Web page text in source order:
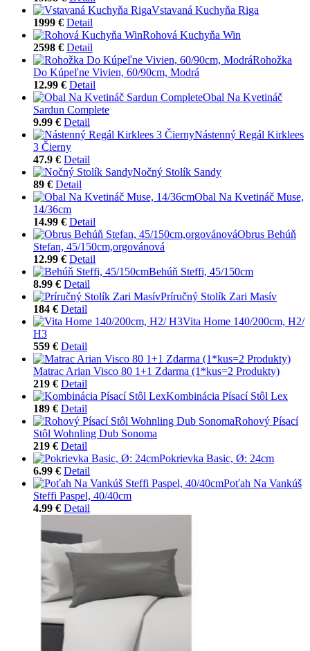
Vstavaná Kuchyňa Riga
1999 € Detail
Rohová Kuchyňa Win
2598 € Detail
Rohožka
Do Kúpeľne Vivien, 60/90cm, Modrá
12.99 € Detail
Obal Na Kvetináč
Sardun Complete
9.99 € Detail
Nástenný Regál Kirklees
3 Čierny
47.9 € Detail
Nočný Stolík Sandy
89 € Detail
Obal Na Kvetináč Muse,
14/36cm
14.99 € Detail
Obrus Behúň
Stefan, 45/150cm,orgovánová
12.99 € Detail
Behúň Steffi, 45/150cm
8.99 € Detail
Príručný Stolík Zari Masív
184 € Detail
Vita Home 140/200cm, H2/
H3
559 € Detail
Matrac Arian Visco 80 1+1 Zdarma (1*kus=2 Produkty)
219 € Detail
Kombinácia Písací Stôl Lex
189 € Detail
Rohový Písací
Stôl Wohnling Dub Sonoma
219 € Detail
Pokrievka Basic, Ø: 24cm
6.99 € Detail
Poťah Na Vankúš
Steffi Paspel, 40/40cm
4.99 € Detail